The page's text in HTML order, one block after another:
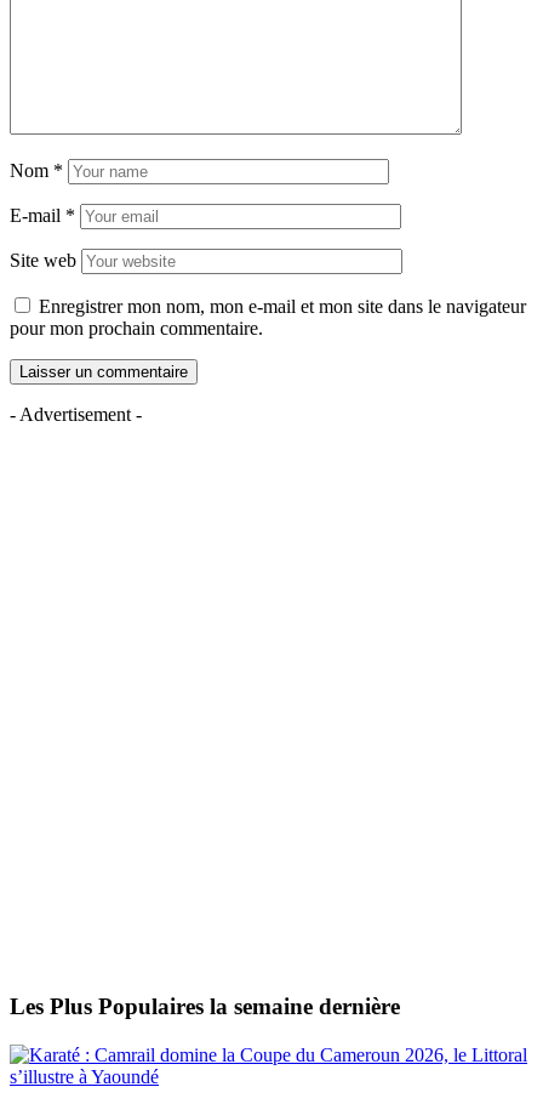
Nom *
E-mail *
Site web
Enregistrer mon nom, mon e-mail et mon site dans le navigateur
pour mon prochain commentaire.
- Advertisement -
Les Plus Populaires la semaine dernière